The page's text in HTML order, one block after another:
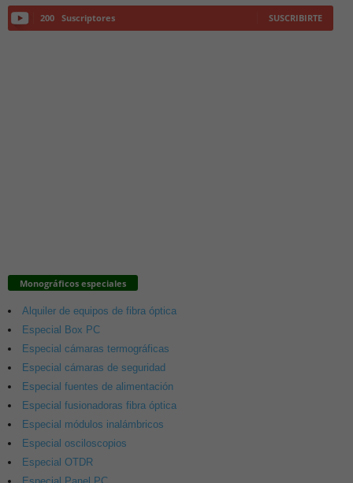
200 Suscriptores SUSCRIBIRTE
Monográficos especiales
Alquiler de equipos de fibra óptica
Especial Box PC
Especial cámaras termográficas
Especial cámaras de seguridad
Especial fuentes de alimentación
Especial fusionadoras fibra óptica
Especial módulos inalámbricos
Especial osciloscopios
Especial OTDR